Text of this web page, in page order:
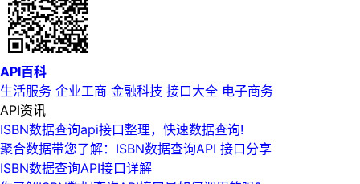
API百科
生活服务 企业工商 金融科技 接口大全 电子商务
API资讯
ISBN数据查询api接口整理，快速数据查询!
聚合数据带您了解：ISBN数据查询API 接口分享
ISBN数据查询API接口详解